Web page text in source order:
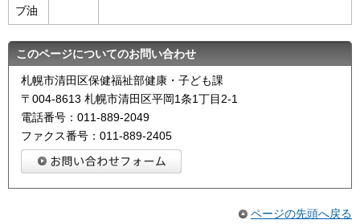
ブ油
このページについてのお問い合わせ
札幌市清田区保健福祉部健康・子ども課
〒004-8613 札幌市清田区平岡1条1丁目2-1
電話番号：011-889-2049
ファクス番号：011-889-2405
ページの先頭へ戻る